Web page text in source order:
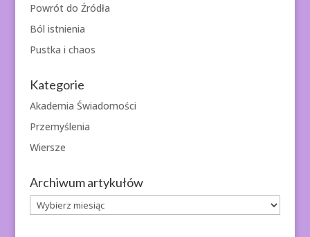
Powrót do Źródła
Ból istnienia
Pustka i chaos
Kategorie
Akademia Świadomości
Przemyślenia
Wiersze
Archiwum artykułów
Archiwum
artykułów